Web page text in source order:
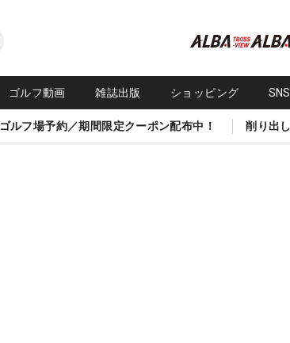
ゴルフ動画 雑誌出版 ショッピング
ゴルフ場予約／期間限定クーポン配布中！ 削り出